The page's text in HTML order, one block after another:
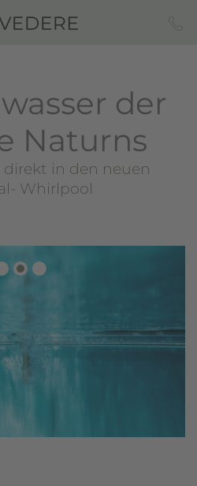
der
Naturns
direkt in den neuen
Whirlpool